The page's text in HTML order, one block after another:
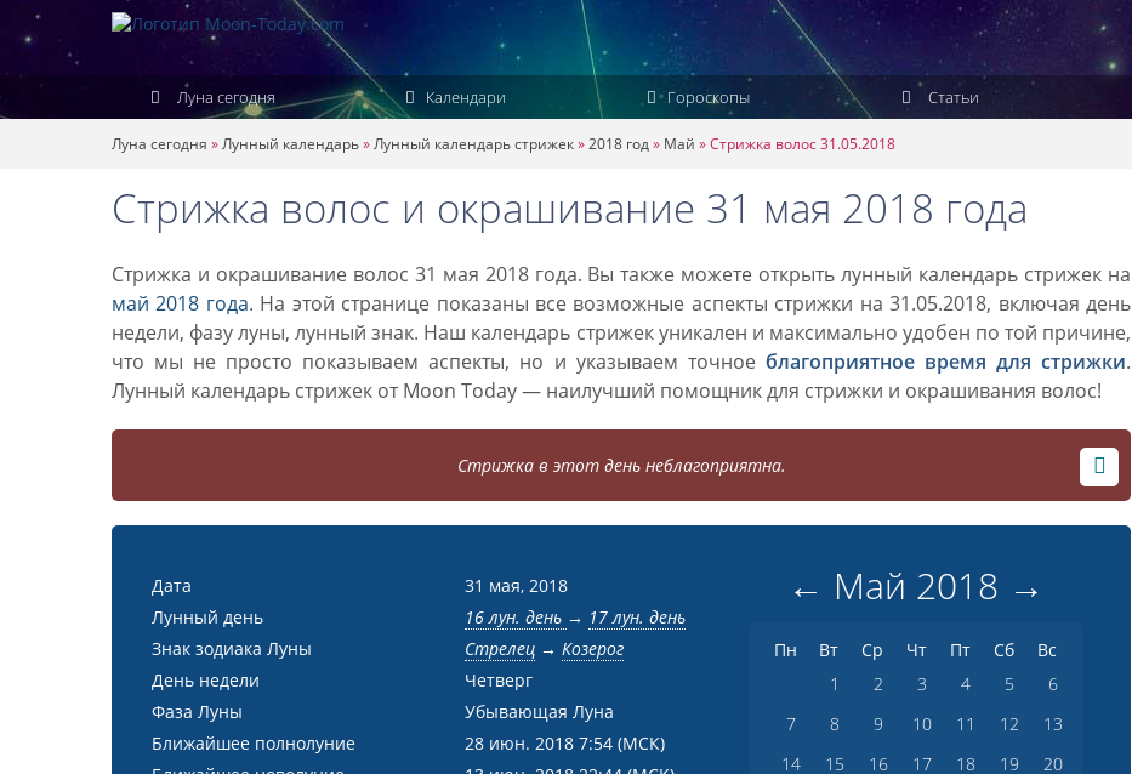
Луна сегодня Календари Гороскопы Статьи
Луна сегодня »Лунный календарь»Лунный календарь стрижек»2018 год» Май »Стрижка волос 31.05.2018
Стрижка волос и окрашивание 31 мая 2018 года
Стрижка и окрашивание волос 31 мая 2018 года. Вы также можете открыть лунный календарь стрижек на
май 2018 года. На этой странице показаны все возможные аспекты стрижки на 31.05.2018, включая день
недели, фазу луны, лунный знак. Наш календарь стрижек уникален и максимально удобен по той причине,
что мы не просто показываем аспекты, но и указываем точное благоприятное время для стрижки.
Лунный календарь стрижек от Moon Today — наилучший помощник для стрижки и окрашивания волос!
Стрижка в этот день неблагоприятна.
Дата
31 мая, 2018
Лунный день
16 лун. день → 17 лун. день
Знак зодиака Луны
Стрелец→ Козерог
День недели
Четверг
Фаза Луны
Убывающая Луна
Ближайшее полнолуние
28 июн. 2018 7:54 (МСК)
← Май 2018 →
Пн Вт Ср Чт Пт Сб
Вс
1
2 3 4 5
6
7
8 9 10 11 12
13
14
15 16 17 18 19
20